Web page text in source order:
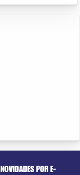
NOVIDADES POR E-